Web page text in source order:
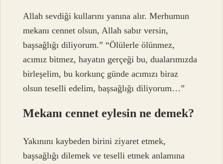
Allah sevdiği kullarını yanına alır. Merhumun
mekanı cennet olsun, Allah sabır versin,
başsağlığı diliyorum.” “Ölülerle ölünmez,
acımız bitmez, hayatın gerçeği bu, dualarımızda
birleşelim, bu korkunç günde acımızı biraz
olsun teselli edelim, başsağlığı diliyorum…”
Mekanı cennet eylesin ne demek?
Yakınını kaybeden birini ziyaret etmek,
başsağlığı dilemek ve teselli etmek anlamına